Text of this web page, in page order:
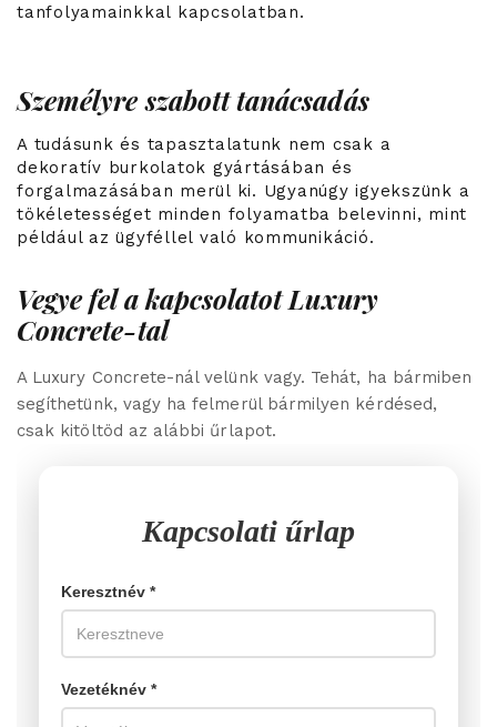
tanfolyamainkkal kapcsolatban.
Személyre szabott tanácsadás
A tudásunk és tapasztalatunk nem csak a
dekoratív burkolatok gyártásában és
forgalmazásában merül ki. Ugyanúgy igyekszünk a
tökéletességet minden folyamatba belevinni, mint
például az ügyféllel való kommunikáció.
Vegye fel a kapcsolatot Luxury
Concrete-tal
A Luxury Concrete-nál velünk vagy. Tehát, ha bármiben
segíthetünk, vagy ha felmerül bármilyen kérdésed,
csak kitöltöd az alábbi űrlapot.